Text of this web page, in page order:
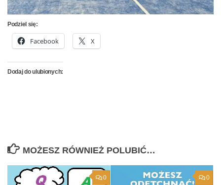
Podziel się:
Facebook X
Dodaj do ulubionych:
MOŻESZ RÓWNIEŻ POLUBIĆ…
0 0